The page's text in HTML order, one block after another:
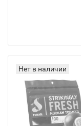
Нет в наличии